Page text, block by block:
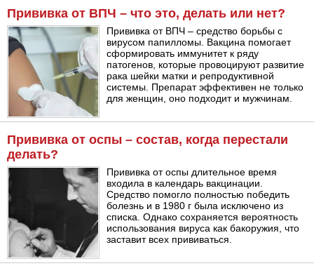
Прививка от ВПЧ – что это, делать или нет?
Прививка от ВПЧ – средство борьбы с
вирусом папилломы. Вакцина помогает
сформировать иммунитет к ряду
патогенов, которые провоцируют развитие
рака шейки матки и репродуктивной
системы. Препарат эффективен не только
для женщин, оно подходит и мужчинам.
Прививка от оспы – состав, когда перестали
делать?
Прививка от оспы длительное время
входила в календарь вакцинации.
Средство помогло полностью победить
болезнь и в 1980 г была исключено из
списка. Однако сохраняется вероятность
использования вируса как бакоружия, что
заставит всех прививаться.